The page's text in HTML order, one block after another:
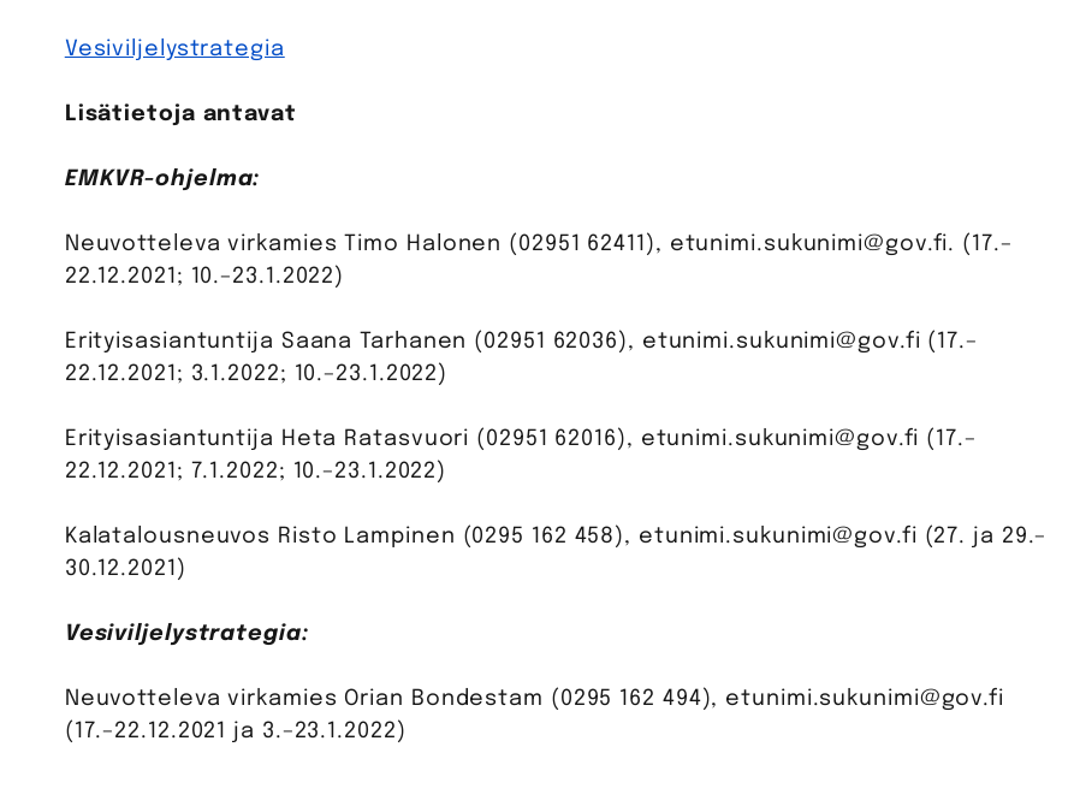
Vesiviljelystrategia
Lisätietoja antavat
EMKVR-ohjelma:
Neuvotteleva virkamies Timo Halonen (02951 62411), etunimi.sukunimi@gov.fi. (17.­–
22.12.2021; 10.–23.1.2022)
Erityisasiantuntija Saana Tarhanen (02951 62036), etunimi.sukunimi@gov.fi (17.–
22.12.2021; 3.1.2022; 10.–23.1.2022)
Erityisasiantuntija Heta Ratasvuori (02951 62016), etunimi.sukunimi@gov.fi (17.–
22.12.2021; 7.1.2022; 10.–23.1.2022)
Kalatalousneuvos Risto Lampinen (0295 162 458), etunimi.sukunimi@gov.fi (27. ja 29.–
30.12.2021)
Vesiviljelystrategia:
Neuvotteleva virkamies Orian Bondestam (0295 162 494), etunimi.sukunimi@gov.fi
(17.–22.12.2021 ja 3.–23.1.2022)